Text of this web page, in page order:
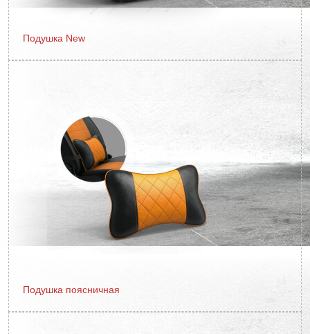
Подушка New
Подушка поясничная